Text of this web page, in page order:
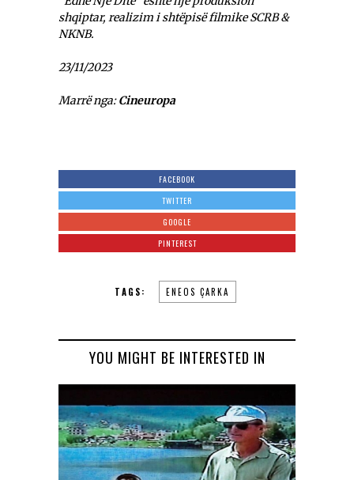
shqiptar, realizim i shtëpisë filmike SCRB &
NKNB.
23/11/2023
Marrë nga:Cineuropa
FACEBOOK
TWITTER
GOOGLE
PINTEREST
TAGS: ENEOS ÇARKA
YOU MIGHT BE INTERESTED IN